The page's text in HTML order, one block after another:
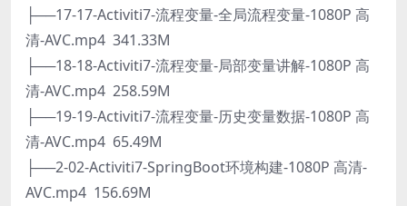
├──17-17-Activiti7-流程变量-全局流程变量-1080P 高
清-AVC.mp4 341.33M
├──18-18-Activiti7-流程变量-局部变量讲解-1080P 高
清-AVC.mp4 258.59M
├──19-19-Activiti7-流程变量-历史变量数据-1080P 高
清-AVC.mp4 65.49M
├──2-02-Activiti7-SpringBoot环境构建-1080P 高清-
AVC.mp4 156.69M